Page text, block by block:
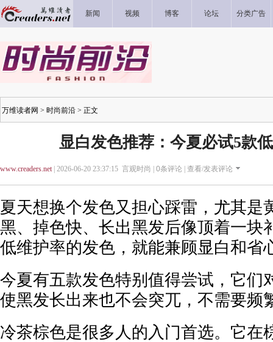
新闻 视频 博客 论坛 分类广告
万维读者网 > 时尚前沿 > 正文
显白发色推荐：今夏必试5款
www.creaders.net| 2026-06-20 23:37:15 言观时尚 | 0条评论 | 查看/发表评论
夏天想换个发色又担心踩雷，尤其是
黑、掉色快、长出黑发后像顶着一块
低维护率的发色，就能兼顾显白和省
今夏有五款发色特别值得尝试，它们
使黑发长出来也不会突兀，不需要频
冷茶棕色是很多人的入门首选。它在